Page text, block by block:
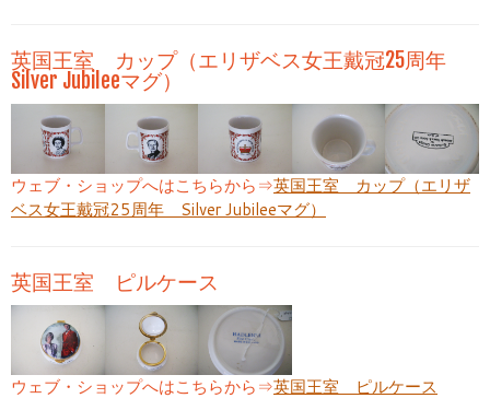
英国王室 カップ（エリザベス女王戴冠25周年
Silver Jubileeマグ）
ウェブ・ショップへはこちらから⇒英国王室 カップ（エリザ
ベス女王戴冠25周年 Silver Jubileeマグ）
英国王室 ピルケース
ウェブ・ショップへはこちらから⇒英国王室 ピルケース